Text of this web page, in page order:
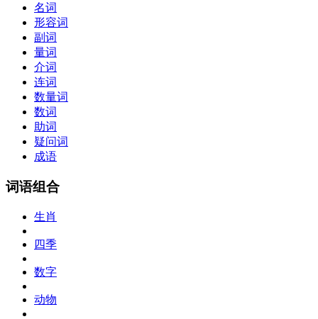
名词
形容词
副词
量词
介词
连词
数量词
数词
助词
疑问词
成语
词语组合
生肖
四季
数字
动物